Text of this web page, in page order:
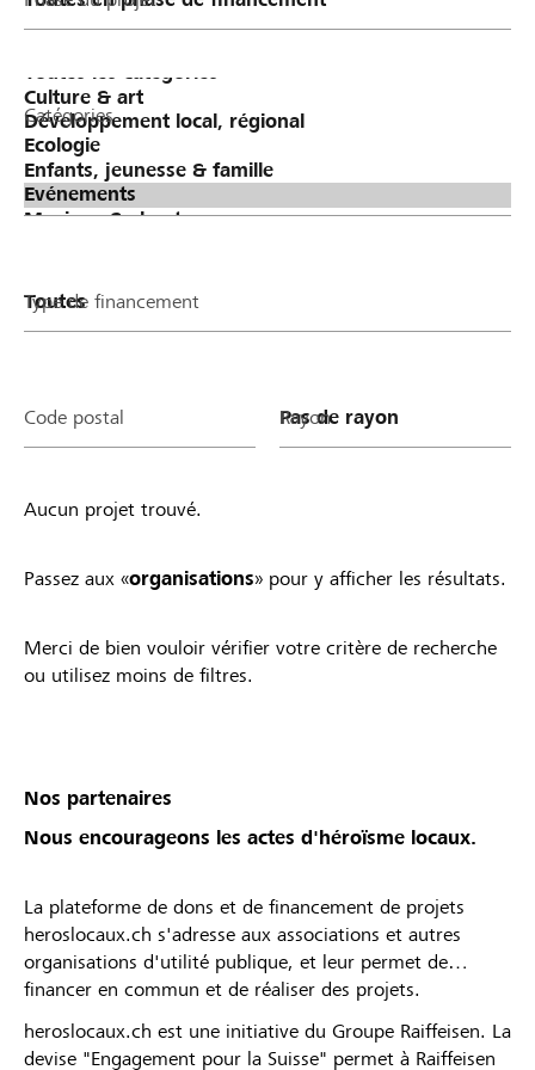
Catégories
Type de financement
Code postal Rayon
Aucun projet trouvé.
Passez aux «organisations» pour y afficher les résultats.
Merci de bien vouloir vérifier votre critère de recherche
ou utilisez moins de filtres.
Nos partenaires
Nous encourageons les actes d'héroïsme locaux.
La plateforme de dons et de financement de projets
heroslocaux.ch s'adresse aux associations et autres
organisations d'utilité publique, et leur permet de
financer en commun et de réaliser des projets.
heroslocaux.ch est une initiative du Groupe Raiffeisen. La
devise "Engagement pour la Suisse" permet à Raiffeisen